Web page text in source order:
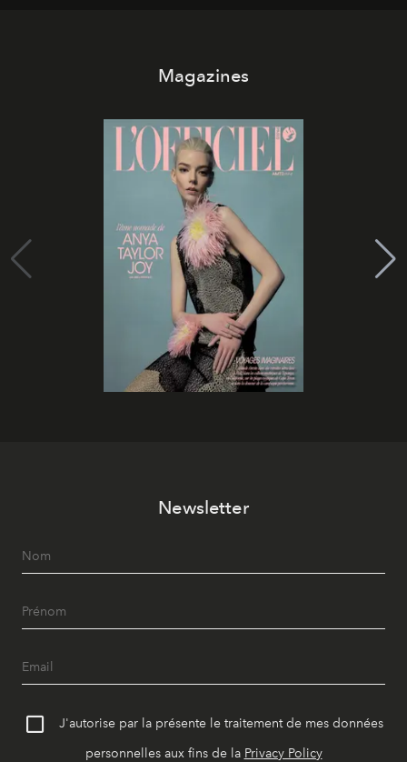
Magazines
Newsletter
J'autorise par la présente le traitement de mes données
personnelles aux fins de la Privacy Policy